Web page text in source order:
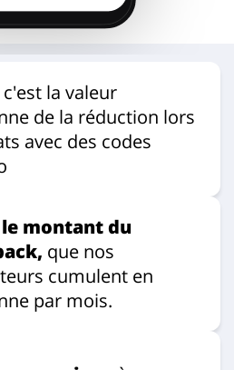
c'est la valeur
de la réduction lors
avec des codes
le montant du
que nos
cumulent en
par mois.